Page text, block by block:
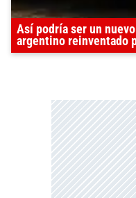
Así podría ser un
argentino reinventado